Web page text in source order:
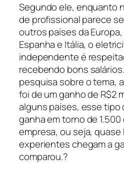
Segundo ele, enquanto
de profissional parece
outros países da
Espanha e Itália, o
independente é
recebendo bons
pesquisa sobre o tema,
foi de um ganho de R$2
alguns países, esse tipo
ganha em torno de
empresa, ou seja, quase
experientes chegam a
comparou.?